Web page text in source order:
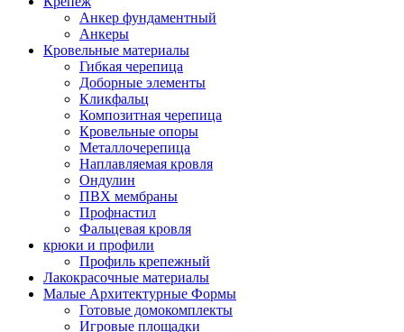
Анкер фундаментный
Анкеры
Кровельные материалы
Гибкая черепица
Доборные элементы
Кликфальц
Композитная черепица
Кровельные опоры
Металлочерепица
Наплавляемая кровля
Ондулин
ПВХ мембраны
Профнастил
Фальцевая кровля
крюки и профили
Профиль крепежный
Лакокрасочные материалы
Малые Архитектурные Формы
Готовые домокомплекты
Игровые площадки